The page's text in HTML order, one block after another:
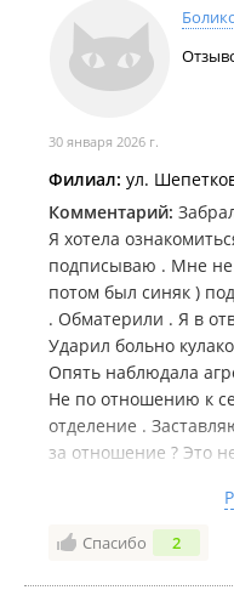
читать договор .
матами и
отделение .
Я в ответ на
присутствии какой
отделении " камеры
И ударил со всей
Ужас ... 11 января
один из этих
Вот такая медицина
Своими глазами
били . " санитарочки
Она отказалась пить
ботинках (в
сотрудник больницы
Важный момент : уже
тягали . Там
привязывать и
сделать
Просто ужас . Это не
30 января 2026 г.
Филиал: ул.
Комментарий:
Я хотела
подписываю . Мне не
потом был синяк )
. Обматерили . Я в
Ударил больно
Опять наблюдала
Не по отношению к
отделение .
за отношение ? Это
сколоностью к
санитарами и
Спасибо 2